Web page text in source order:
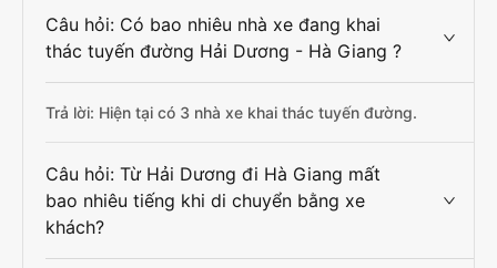
Câu hỏi: Có bao nhiêu nhà xe đang khai
thác tuyến đường Hải Dương - Hà Giang ?
Trả lời: Hiện tại có 3 nhà xe khai thác tuyến đường.
Câu hỏi: Từ Hải Dương đi Hà Giang mất
bao nhiêu tiếng khi di chuyển bằng xe
khách?